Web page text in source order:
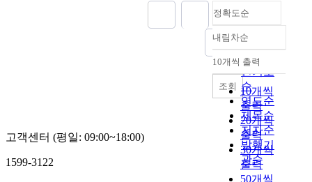
정확도순
정확도
순
인기도
순
연도순
제목순
저자순
발행기
관순
내림차순
내림차순
10개씩 출력
10개씩
출력
20개씩
출력
30개씩
출력
50개씩
조회
고객센터 (평일: 09:00~18:00)
1599-3122